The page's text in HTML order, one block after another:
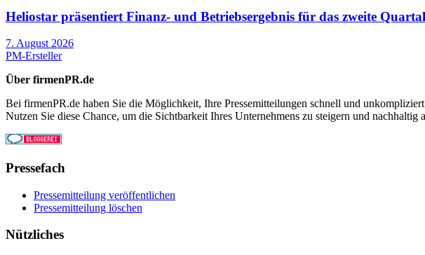
Heliostar präsentiert Finanz- und Betriebsergebnis für das zweite
7. August 2026
PM-Ersteller
Über firmenPR.de
Bei firmenPR.de haben Sie die Möglichkeit, Ihre Pressemitteilungen schnell und
Nutzen Sie diese Chance, um die Sichtbarkeit Ihres Unternehmens zu steigern und nachhaltig
Pressefach
Pressemitteilung veröffentlichen
Pressemitteilung löschen
Nützliches